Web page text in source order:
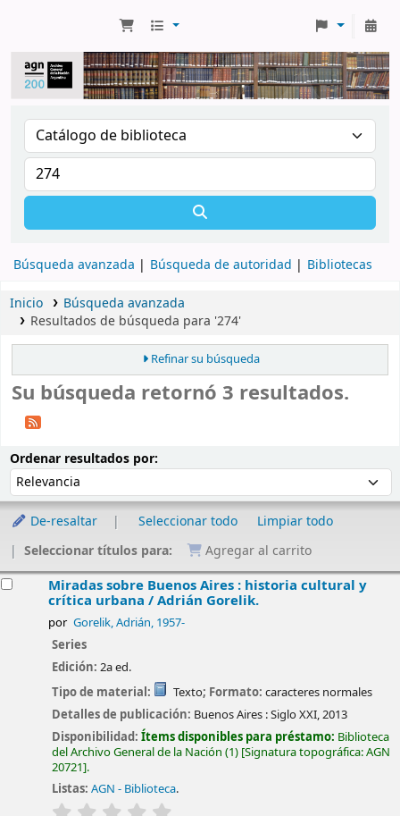
Búsqueda avanzada Búsqueda de autoridad Bibliotecas
Inicio
Búsqueda avanzada
Resultados de búsqueda para '274'
Refinar su búsqueda
Su búsqueda retornó 3 resultados.
Ordenar resultados por:
De-resaltar Seleccionar todo
Limpiar todo
Seleccionar títulos para:
Agregar al carrito
Miradas sobre Buenos Aires : historia cultural y
crítica urbana /Adrián Gorelik.
por Gorelik, Adrián, 1957-
Series
Edición:2a ed.
Tipo de material:
Texto; Formato: caracteres normales
Detalles de publicación: Buenos Aires :Siglo XXI,2013
Disponibilidad:Ítems disponibles para préstamo: Biblioteca
del Archivo General de la Nación (1) Signatura topográfica:AGN
20721 .
Listas: AGN - Biblioteca.
valoración